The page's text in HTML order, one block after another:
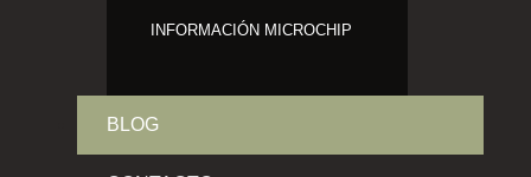
INFORMACIÓN MICROCHIP
BLOG